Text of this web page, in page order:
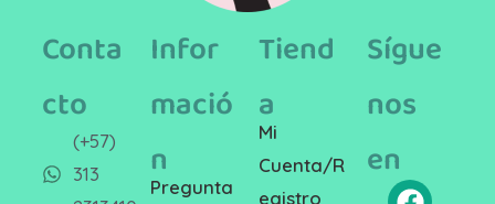
Conta
cto
(+57)
313
Infor
mació
n
Pregunta
Tiend
a
Mi
Cuenta/R
egistro
Sígue
nos
en